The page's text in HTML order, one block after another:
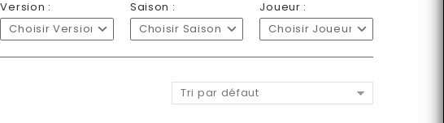
Version :
Choisir Version
Saison :
Choisir Saison
Joueur :
Choisir Joueur
Tri par défaut